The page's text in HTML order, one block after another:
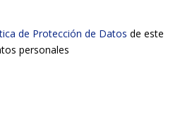
de Protección de Datos de este
personales